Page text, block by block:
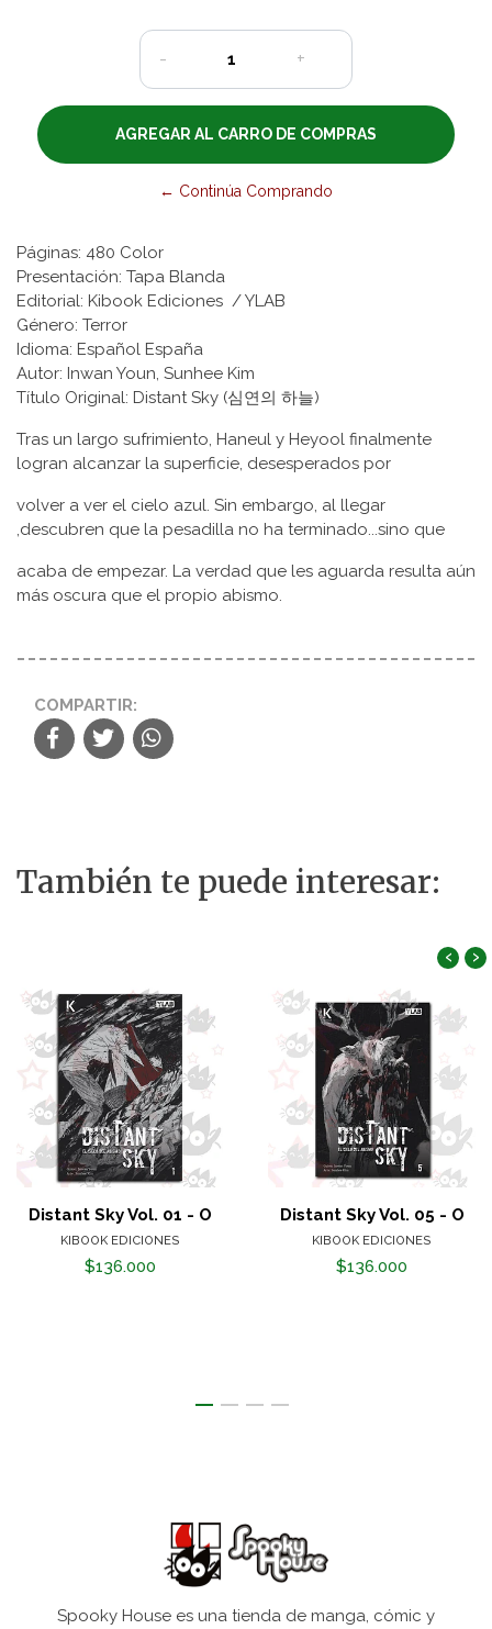
- +
← Continúa Comprando
Páginas: 480 Color
Presentación: Tapa Blanda
Editorial: Kibook Ediciones / YLAB
Género: Terror
Idioma: Español España
Autor: Inwan Youn, Sunhee Kim
Título Original: Distant Sky (심연의 하늘)
Tras un largo sufrimiento, Haneul y Heyool finalmente
logran alcanzar la superficie, desesperados por
volver a ver el cielo azul. Sin embargo, al llegar
,descubren que la pesadilla no ha terminado...sino que
acaba de empezar. La verdad que les aguarda resulta aún
más oscura que el propio abismo.
COMPARTIR:
También te puede interesar:
Distant Sky Vol. 01 - O
KIBOOK EDICIONES
$136.000
Distant Sky Vol. 05 - O
KIBOOK EDICIONES
$136.000
‹ ›
Spooky House es una tienda de manga, cómic y